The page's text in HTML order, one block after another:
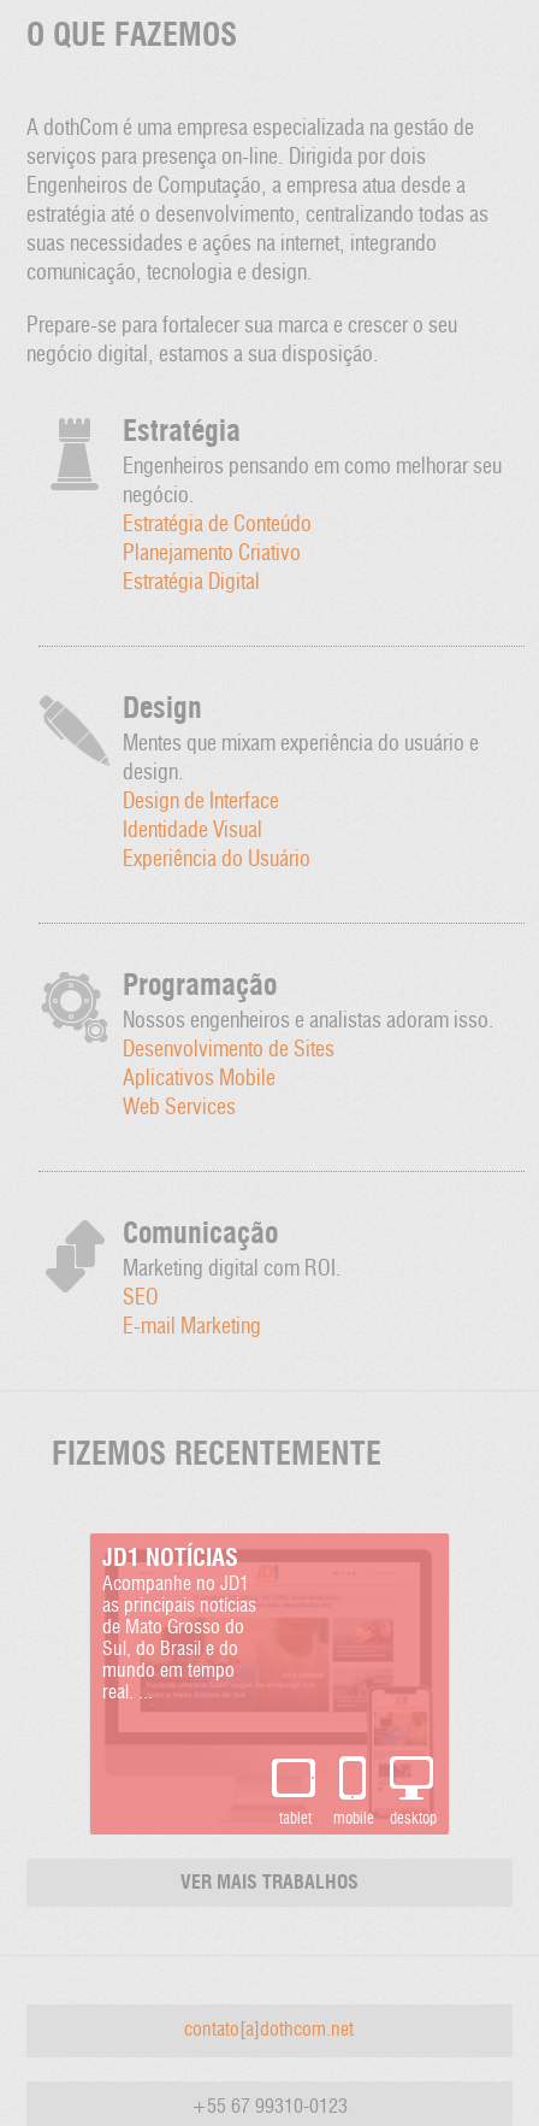
O QUE FAZEMOS
A dothCom é uma empresa especializada na gestão de
serviços para presença on-line. Dirigida por dois
Engenheiros de Computação, a empresa atua desde a
estratégia até o desenvolvimento, centralizando todas as
suas necessidades e ações na internet, integrando
comunicação, tecnologia e design.
Prepare-se para fortalecer sua marca e crescer o seu
negócio digital, estamos a sua disposição.
Estratégia
Engenheiros pensando em como melhorar seu
negócio.
Estratégia de Conteúdo
Planejamento Criativo
Estratégia Digital
Design
Mentes que mixam experiência do usuário e
design.
Design de Interface
Identidade Visual
Experiência do Usuário
Programação
Nossos engenheiros e analistas adoram isso.
Desenvolvimento de Sites
Aplicativos Mobile
Web Services
Comunicação
Marketing digital com ROI.
SEO
E-mail Marketing
FIZEMOS RECENTEMENTE
JD1 NOTÍCIAS
Acompanhe no JD1
as principais notícias
de Mato Grosso do
Sul, do Brasil e do
mundo em tempo
real. ...
desktop
mobile
tablet
A Agência Cidades éVER MAIS TRABALHOS
contato[a]dothcom.net
+55 67 99310-0123